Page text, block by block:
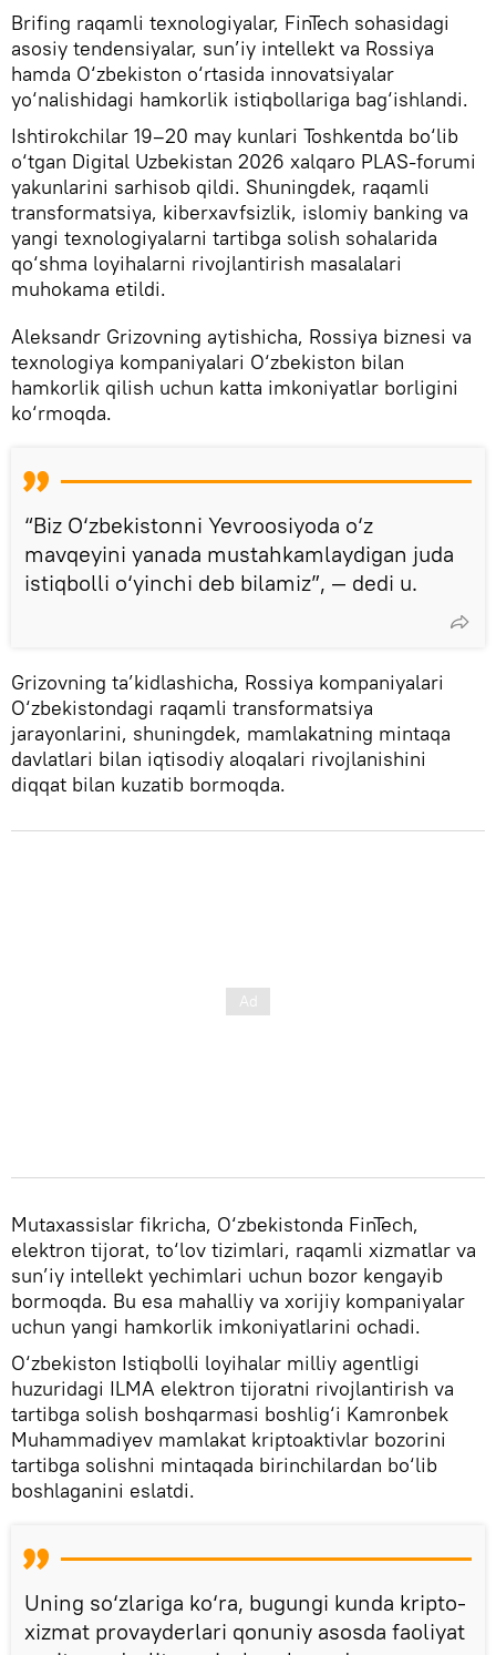
Brifing raqamli texnologiyalar, FinTech sohasidagi
asosiy tendensiyalar, sun’iy intellekt va Rossiya
hamda O‘zbekiston o‘rtasida innovatsiyalar
yo‘nalishidagi hamkorlik istiqbollariga bag‘ishlandi.
Ishtirokchilar 19–20 may kunlari Toshkentda bo‘lib
o‘tgan Digital Uzbekistan 2026 xalqaro PLAS-forumi
yakunlarini sarhisob qildi. Shuningdek, raqamli
transformatsiya, kiberxavfsizlik, islomiy banking va
yangi texnologiyalarni tartibga solish sohalarida
qo‘shma loyihalarni rivojlantirish masalalari
muhokama etildi.
Aleksandr Grizovning aytishicha, Rossiya biznesi va
texnologiya kompaniyalari O‘zbekiston bilan
hamkorlik qilish uchun katta imkoniyatlar borligini
ko‘rmoqda.
“Biz O‘zbekistonni Yevroosiyoda o‘z
mavqeyini yanada mustahkamlaydigan juda
istiqbolli o‘yinchi deb bilamiz”, — dedi u.
Grizovning ta’kidlashicha, Rossiya kompaniyalari
O‘zbekistondagi raqamli transformatsiya
jarayonlarini, shuningdek, mamlakatning mintaqa
davlatlari bilan iqtisodiy aloqalari rivojlanishini
diqqat bilan kuzatib bormoqda.
Mutaxassislar fikricha, O‘zbekistonda FinTech,
elektron tijorat, to‘lov tizimlari, raqamli xizmatlar va
sun’iy intellekt yechimlari uchun bozor kengayib
bormoqda. Bu esa mahalliy va xorijiy kompaniyalar
uchun yangi hamkorlik imkoniyatlarini ochadi.
O‘zbekiston Istiqbolli loyihalar milliy agentligi
huzuridagi ILMA elektron tijoratni rivojlantirish va
tartibga solish boshqarmasi boshlig‘i Kamronbek
Muhammadiyev mamlakat kriptoaktivlar bozorini
tartibga solishni mintaqada birinchilardan bo‘lib
boshlaganini eslatdi.
Uning so‘zlariga ko‘ra, bugungi kunda kripto-
xizmat provayderlari qonuniy asosda faoliyat